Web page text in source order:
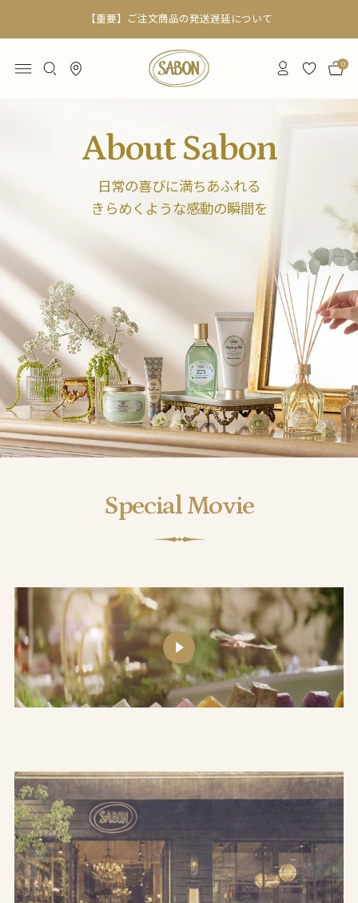
6,000円以上で送料無料
0
About Sabon
日常の喜びに満ちあふれる
きらめくような感動の瞬間を
Special Movie